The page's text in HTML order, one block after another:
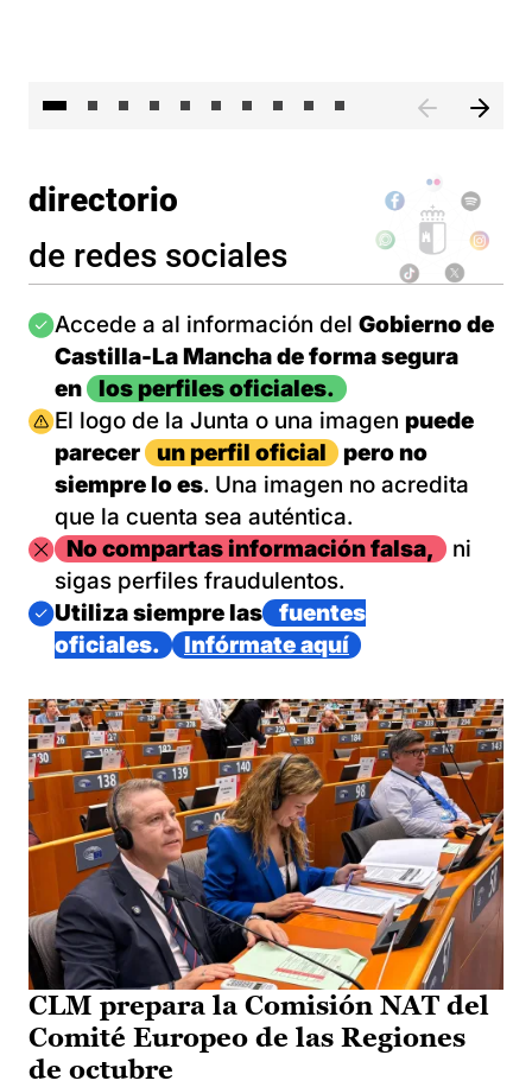
directorio
de redes sociales
Imagen
Accede a al información del Gobierno de
Castilla-La Mancha de forma segura
en
los perfiles oficiales.
Imagen
El logo de la Junta o una imagen puede
parecer
un perfil oficial
pero no
siempre lo es. Una imagen no acredita
que la cuenta sea auténtica.
ImagenNo compartas información falsa,
ni
sigas perfiles fraudulentos.
Imagen
Utiliza siempre las
fuentes
oficiales.
Infórmate aquí
CLM prepara la Comisión NAT del
Comité Europeo de las Regiones
de octubre